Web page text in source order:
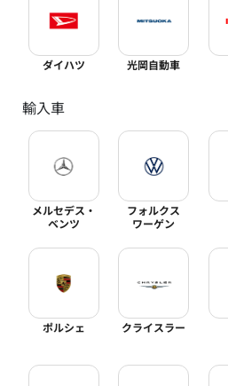
ダイハツ 光岡自動車
輸入車
メルセデス・
ベンツ
フォルクス
ワーゲン
ポルシェ クライスラー